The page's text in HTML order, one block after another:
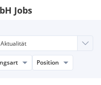
Jobs
Position